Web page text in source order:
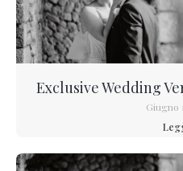
Exclusive Wedding
Giugno